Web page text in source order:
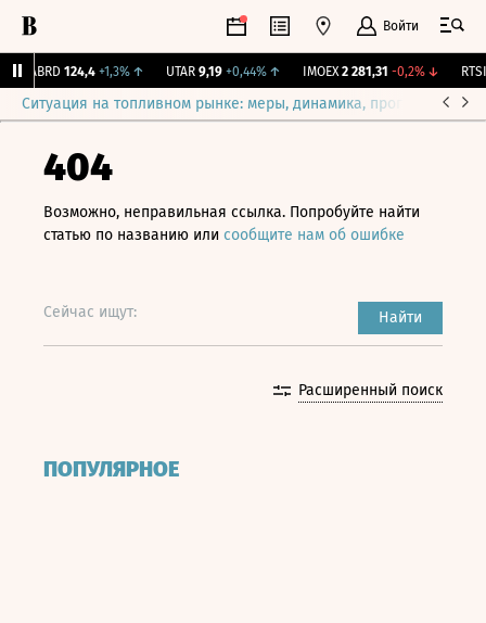
Войти
ABRD 124,4 +1,3%↑ UTAR 9,19 +0,44%↑ IMOEX 2 281,31 -0,2%↓ RTSI
Ситуация на топливном рынке: меры, динамика, прогнозы
404
Возможно, неправильная ссылка. Попробуйте найти
статью по названию или сообщите нам об ошибке
Сейчас ищут: Найти
Расширенный поиск
ПОПУЛЯРНОЕ